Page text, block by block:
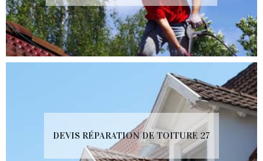
DEVIS RÉPARATION DE TOITURE 27